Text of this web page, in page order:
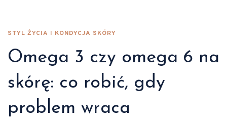
STYL ŻYCIA I KONDYCJA SKÓRY
Omega 3 czy omega 6 na
skórę: co robić, gdy
problem wraca